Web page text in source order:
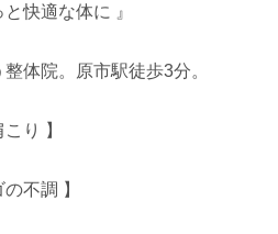
快適な体に 』
体院。原市駅徒歩3分。
り 】
不調 】